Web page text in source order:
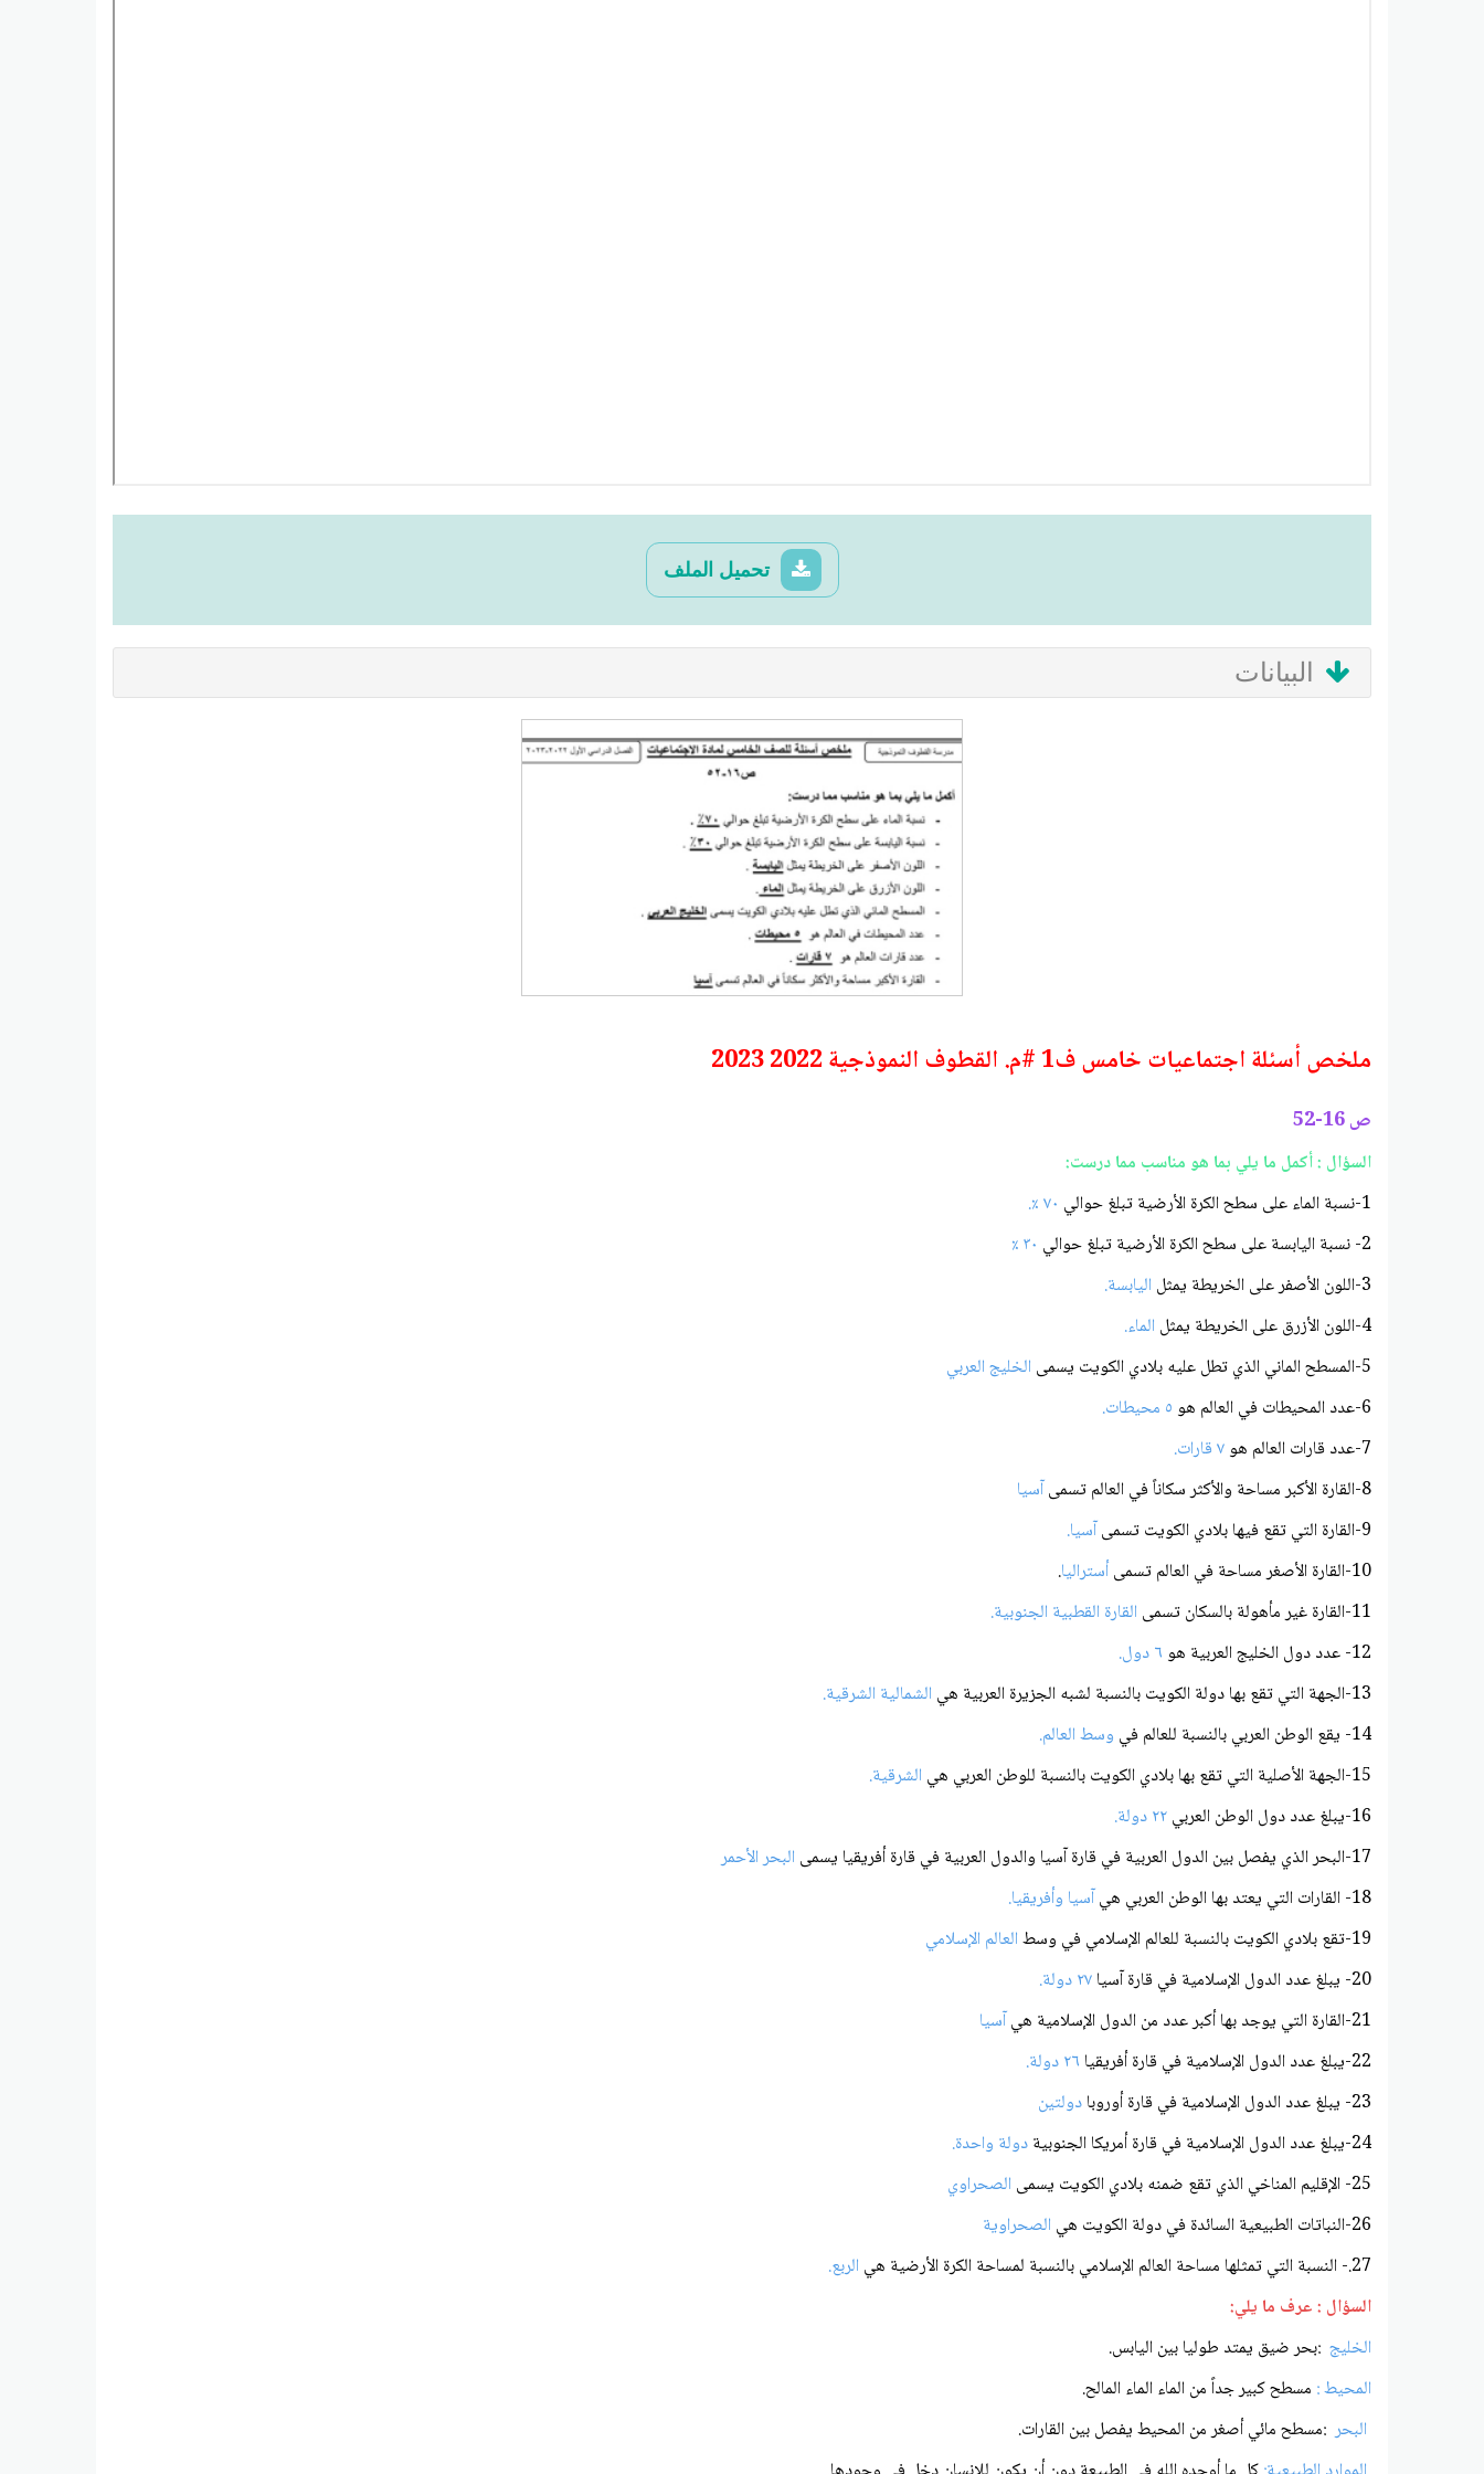
تحميل الملف
البيانات
ملخص أسئلة اجتماعيات خامس ف1 #م. القطوف النموذجية 2022 2023
ص 16-52
السؤال : أكمل ما يلي بما هو مناسب مما درست:
1-نسبة الماء على سطح الكرة الأرضية تبلغ حوالي
2- نسبة اليابسة على سطح الكرة الأرضية تبلغ حوالي
٣٠ ٪
3-اللون الأصفر على الخريطة يمثل
اليابسة.
4-اللون الأزرق على الخريطة يمثل
الماء.
5-المسطح الماني الذي تطل عليه بلادي الكويت يسمى
الخليج العربي
6-عدد المحيطات في العالم هو
7-عدد قارات العالم هو
۷ قارات.
8-القارة الأكبر مساحة والأكثر سكاناً في العالم تسمى
آسيا
9-القارة التي تقع فيها بلادي الكويت تسمى
آسيا.
10-القارة الأصغر مساحة في العالم تسمى
أستراليا.
11-القارة غير مأهولة بالسكان تسمى
القارة القطبية الجنوبية.
12- عدد دول الخليج العربية هو
13-الجهة التي تقع بها دولة الكويت بالنسبة لشبه الجزيرة العربية هي
الشمالية الشرقية.
14- يقع الوطن العربي بالنسبة للعالم في
وسط العالم.
15-الجهة الأصلية التي تقع بها بلادي الكويت بالنسبة للوطن العربي هي
الشرقية.
16-يبلغ عدد دول الوطن العربي
17-البحر الذي يفصل بين الدول العربية في قارة آسيا والدول العربية في قارة أفريقيا يسمى
البحر الأحمر
18- القارات التي يعتد بها الوطن العربي هي
آسيا وأفريقيا.
19-تقع بلادي الكويت بالنسبة للعالم الإسلامي في وسط
العالم الإسلامي
20- يبلغ عدد الدول الإسلامية في قارة آسيا
21-القارة التي يوجد بها أكبر عدد من الدول الإسلامية هي
آسيا
22-يبلغ عدد الدول الإسلامية في قارة أفريقيا
٢٦ دولة.
23- يبلغ عدد الدول الإسلامية في قارة أوروبا
دولتين
24-يبلغ عدد الدول الإسلامية في قارة أمريكا الجنوبية
دولة واحدة.
25- الإقليم المناخي الذي تقع ضمنه بلادي الكويت يسمى
الصحراوي
26-النباتات الطبيعية السائدة في دولة الكويت هي
الصحراوية
27.- النسبة التي تمثلها مساحة العالم الإسلامي بالنسبة لمساحة الكرة الأرضية هي
الربع.
السؤال : عرف ما يلي:
الخليج :بحر ضيق يمتد طوليا بين اليابس.
المحيط : مسطح كبير جداً من الماء الماء المالح.
البحر:مسطح مائي أصغر من المحيط يفصل بين القارات.